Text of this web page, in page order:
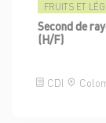
FRUITS ET
Second de
(H/F)
CDI